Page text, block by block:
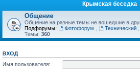
Крымская беседка
Общение
Общение на разные темы не вошедшие в
Подфорумы:
Фотофорум Технический
Темы: 360
ВХОД
Имя пользователя: